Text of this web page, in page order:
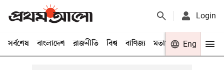
Login
সর্বশেষ বাংলাদেশ রাজনীতি বিশ্ব বাণিজ্য মতামত খেলা
Eng